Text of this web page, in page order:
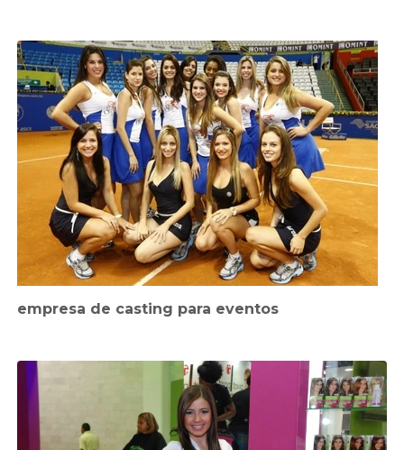
empresa de casting para eventos